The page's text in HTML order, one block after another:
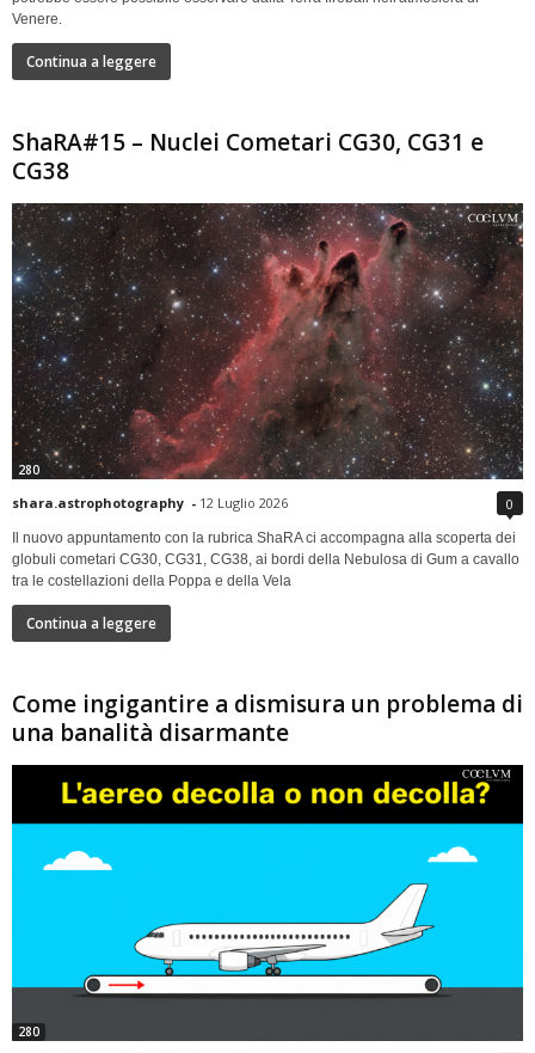
Venere.
Continua a leggere
ShaRA#15 – Nuclei Cometari CG30, CG31 e
CG38
280
shara.astrophotography - 12 Luglio 2026 0
Il nuovo appuntamento con la rubrica ShaRA ci accompagna alla scoperta dei
globuli cometari CG30, CG31, CG38, ai bordi della Nebulosa di Gum a cavallo
tra le costellazioni della Poppa e della Vela
Continua a leggere
Come ingigantire a dismisura un problema di
una banalità disarmante
280